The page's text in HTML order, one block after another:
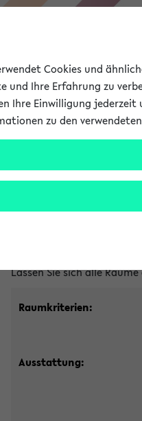
Forschung
Im eKVV
Lassen Sie sich alle
Raumkriterien:
Ausstattung:
Cookies und
und Ihre Erfahrung zu
Ihre Einwilligung jederzeit
zu den